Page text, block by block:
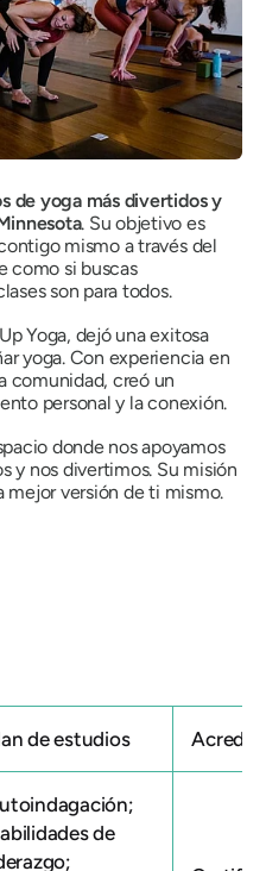
de yoga más divertidos y
. Su objetivo es
mismo a través del
como si buscas
son para todos.
Yoga, dejó una exitosa
yoga. Con experiencia en
comunidad, creó un
personal y la conexión.
donde nos apoyamos
y nos divertimos. Su misión
mejor versión de ti mismo.
de estudios
de